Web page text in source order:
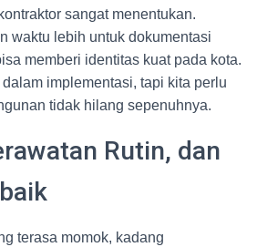
sangat menentukan.
waktu lebih untuk dokumentasi
memberi identitas kuat pada kota.
implementasi, tapi kita perlu
tidak hilang sepenuhnya.
Rutin, dan
terasa momok, kadang